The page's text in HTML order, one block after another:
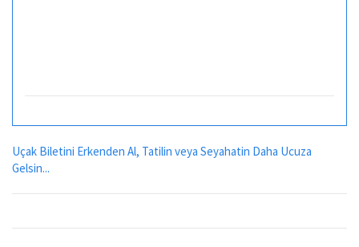
Uçak Biletini Erkenden Al, Tatilin veya Seyahatin Daha Ucuza
Gelsin...